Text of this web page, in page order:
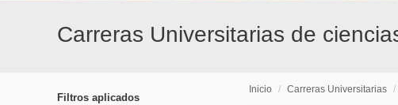
Carreras Universitarias de
Filtros aplicados
Inicio / Carreras Universitarias /